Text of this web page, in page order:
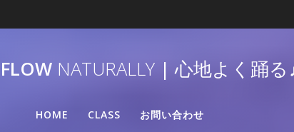
FLOW NATURALLY | 心地よく踊
HOME CLASS お問い合わせ